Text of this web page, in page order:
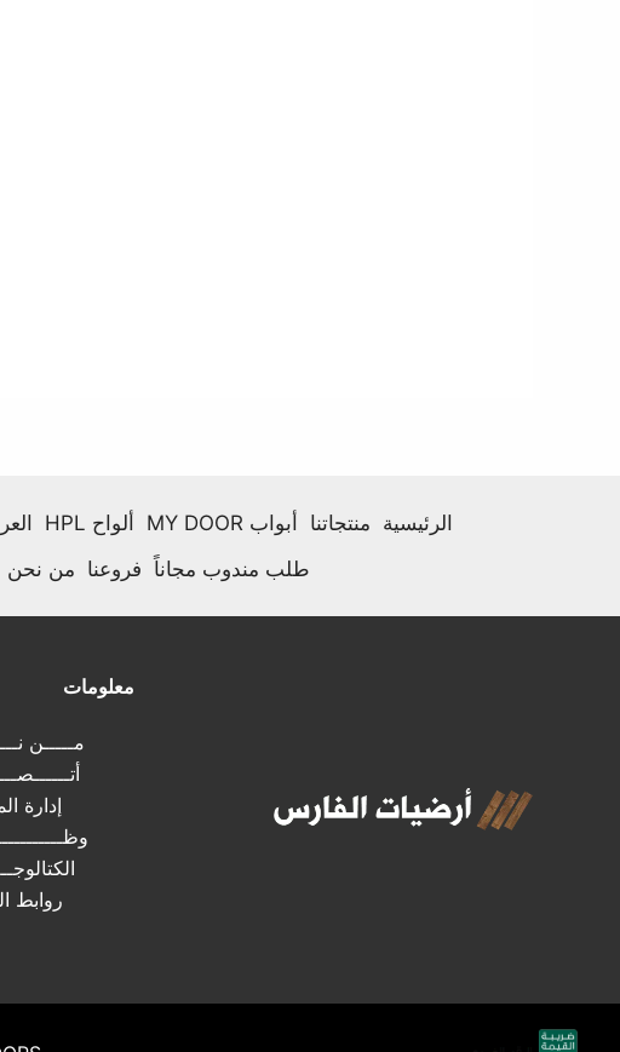
الرئيسية منتجاتنا أبواب MY DOOR ألواح HPL
طلب مندوب مجاناً فروعنا من نحن
معلومات
مـــــن
إدارة
روابط